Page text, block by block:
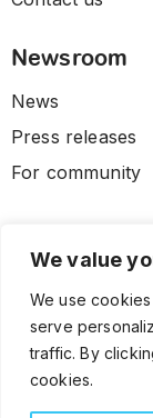
We value
We use
serve
traffic. By
cookies.
Newsroom
News
Press releases
For community
© 2026 CLL